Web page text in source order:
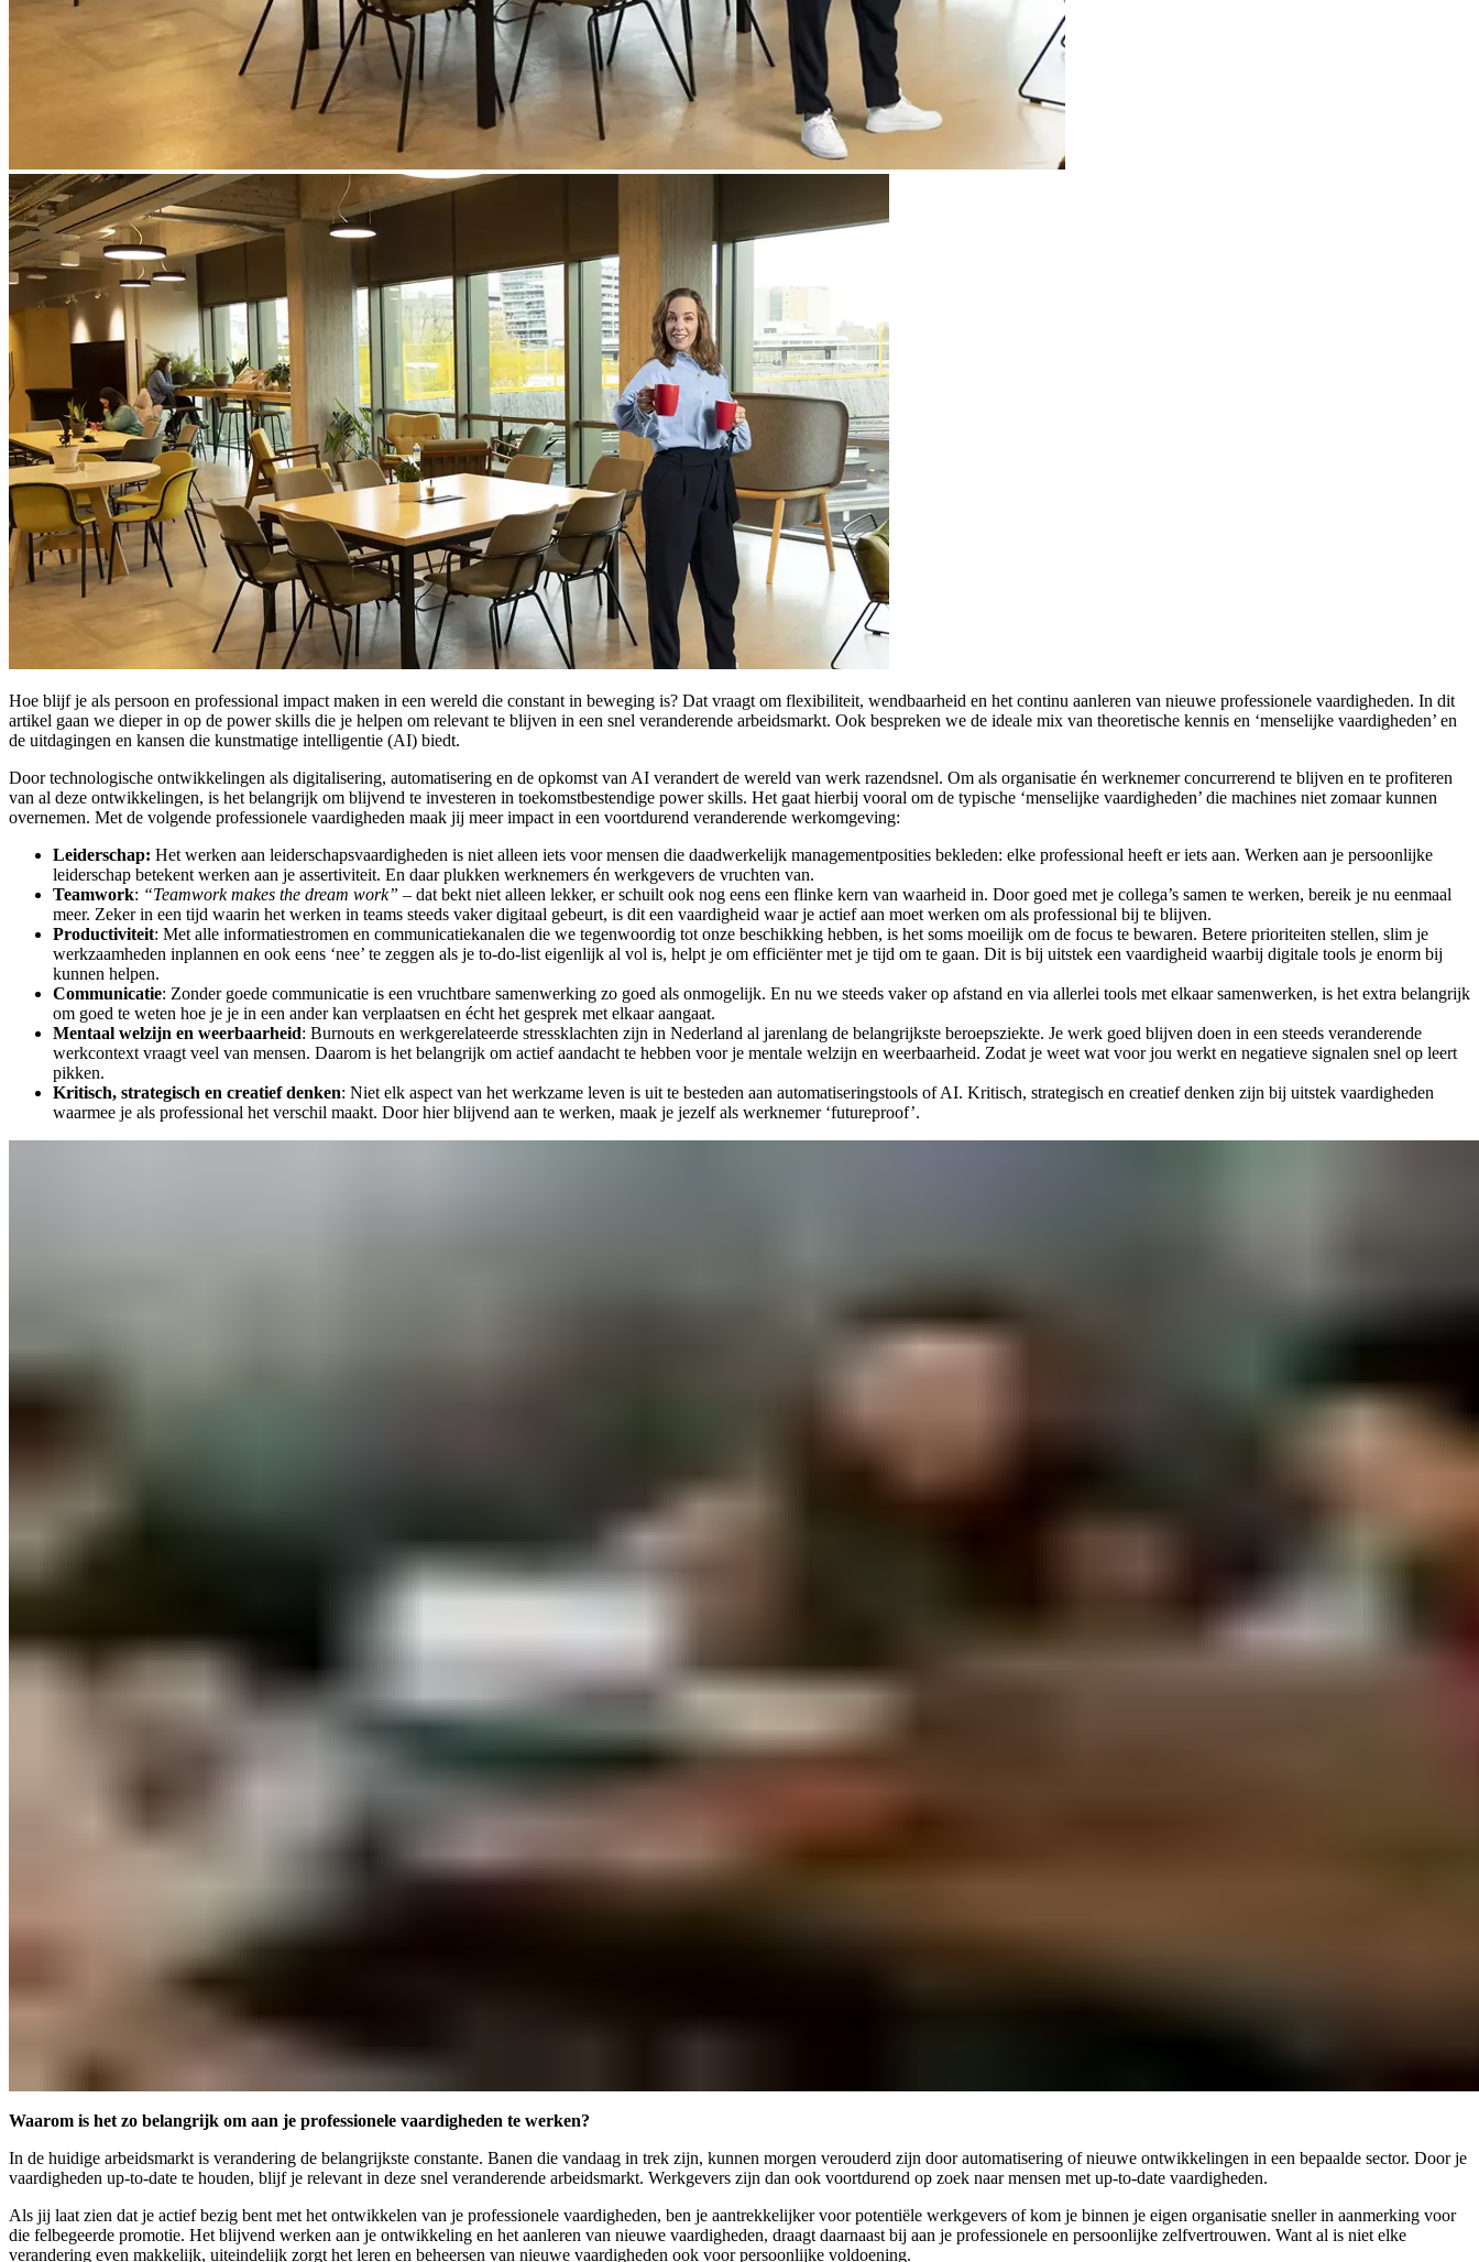
Hoe blijf je als persoon en professional impact maken in een wereld die constant in beweging is? Dat vraagt om flexibiliteit, wendbaarheid en het continu aanleren van nieuwe professionele vaardigheden. In dit
artikel gaan we dieper in op de power skills die je helpen om relevant te blijven in een snel veranderende arbeidsmarkt. Ook bespreken we de ideale mix van theoretische kennis en ‘menselijke vaardigheden’ en
de uitdagingen en kansen die kunstmatige intelligentie (AI) biedt.
Door technologische ontwikkelingen als digitalisering, automatisering en de opkomst van AI verandert de wereld van werk razendsnel. Om als organisatie én werknemer concurrerend te blijven en te profiteren
van al deze ontwikkelingen, is het belangrijk om blijvend te investeren in toekomstbestendige power skills. Het gaat hierbij vooral om de typische ‘menselijke vaardigheden’ die machines niet zomaar kunnen
overnemen. Met de volgende professionele vaardigheden maak jij meer impact in een voortdurend veranderende werkomgeving:
Leiderschap: Het werken aan leiderschapsvaardigheden is niet alleen iets voor mensen die daadwerkelijk managementposities bekleden: elke professional heeft er iets aan. Werken aan je persoonlijke
leiderschap betekent werken aan je assertiviteit. En daar plukken werknemers én werkgevers de vruchten van.
Teamwork: “Teamwork makes the dream work” – dat bekt niet alleen lekker, er schuilt ook nog eens een flinke kern van waarheid in. Door goed met je collega’s samen te werken, bereik je nu eenmaal
meer. Zeker in een tijd waarin het werken in teams steeds vaker digitaal gebeurt, is dit een vaardigheid waar je actief aan moet werken om als professional bij te blijven.
Productiviteit: Met alle informatiestromen en communicatiekanalen die we tegenwoordig tot onze beschikking hebben, is het soms moeilijk om de focus te bewaren. Betere prioriteiten stellen, slim je
werkzaamheden inplannen en ook eens ‘nee’ te zeggen als je to-do-list eigenlijk al vol is, helpt je om efficiënter met je tijd om te gaan. Dit is bij uitstek een vaardigheid waarbij digitale tools je enorm bij
kunnen helpen.
Communicatie: Zonder goede communicatie is een vruchtbare samenwerking zo goed als onmogelijk. En nu we steeds vaker op afstand en via allerlei tools met elkaar samenwerken, is het extra belangrijk
om goed te weten hoe je je in een ander kan verplaatsen en écht het gesprek met elkaar aangaat.
Mentaal welzijn en weerbaarheid: Burnouts en werkgerelateerde stressklachten zijn in Nederland al jarenlang de belangrijkste beroepsziekte. Je werk goed blijven doen in een steeds veranderende
werkcontext vraagt veel van mensen. Daarom is het belangrijk om actief aandacht te hebben voor je mentale welzijn en weerbaarheid. Zodat je weet wat voor jou werkt en negatieve signalen snel op leert
pikken.
Kritisch, strategisch en creatief denken: Niet elk aspect van het werkzame leven is uit te besteden aan automatiseringstools of AI. Kritisch, strategisch en creatief denken zijn bij uitstek vaardigheden
waarmee je als professional het verschil maakt. Door hier blijvend aan te werken, maak je jezelf als werknemer ‘futureproof’.
Waarom is het zo belangrijk om aan je professionele vaardigheden te werken?
In de huidige arbeidsmarkt is verandering de belangrijkste constante. Banen die vandaag in trek zijn, kunnen morgen verouderd zijn door automatisering of nieuwe ontwikkelingen in een bepaalde sector. Door je
vaardigheden up-to-date te houden, blijf je relevant in deze snel veranderende arbeidsmarkt. Werkgevers zijn dan ook voortdurend op zoek naar mensen met up-to-date vaardigheden.
Als jij laat zien dat je actief bezig bent met het ontwikkelen van je professionele vaardigheden, ben je aantrekkelijker voor potentiële werkgevers of kom je binnen je eigen organisatie sneller in aanmerking voor
die felbegeerde promotie. Het blijvend werken aan je ontwikkeling en het aanleren van nieuwe vaardigheden, draagt daarnaast bij aan je professionele en persoonlijke zelfvertrouwen. Want al is niet elke
verandering even makkelijk, uiteindelijk zorgt het leren en beheersen van nieuwe vaardigheden ook voor persoonlijke voldoening.